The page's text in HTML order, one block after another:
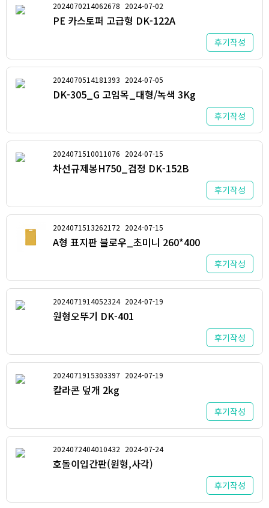
2024070214062678 2024-07-02
PE 카스토퍼 고급형 DK-122A
후기작성
2024070514181393 2024-07-05
DK-305_G 고임목_대형/녹색 3Kg
후기작성
2024071510011076 2024-07-15
차선규제봉H750_검정 DK-152B
후기작성
2024071513262172 2024-07-15
A형 표지판 블로우_초미니 260*400
후기작성
2024071914052324 2024-07-19
원형오뚜기 DK-401
후기작성
2024071915303397 2024-07-19
칼라콘 덮개 2kg
후기작성
2024072404010432 2024-07-24
호돌이입간판(원형,사각)
후기작성